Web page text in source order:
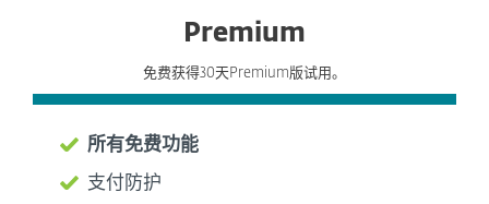
Premium
免费获得30天Premium版试用。
所有免费功能
支付防护